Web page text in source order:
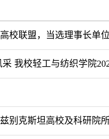
校联盟，当选理事长单